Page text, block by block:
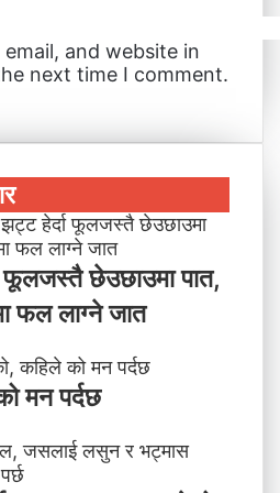
email, and website in
next time I comment.
फूलजस्तै छेउछाउमा पात,
फल लाग्ने जात
मन पर्दछ